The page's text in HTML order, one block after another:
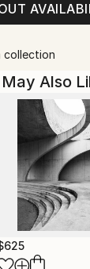
collection
Also